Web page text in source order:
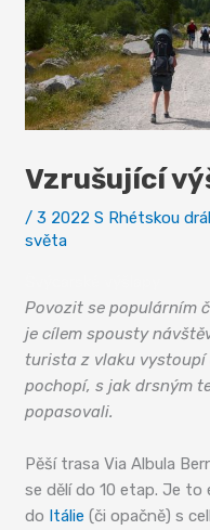
Vzrušující
/3 2022 S Rhétskou
světa
Povozit se populárním
je cílem spousty
turista z vlaku vystoupí
pochopí, s jak drsným
popasovali.
Pěší trasa Via Albula
se dělí do 10 etap. Je to
do Itálie (či opačně) s